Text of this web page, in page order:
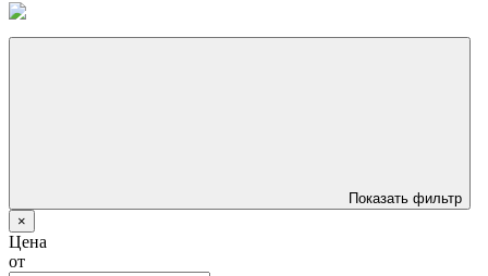
Показать фильтр
×
Цена
от